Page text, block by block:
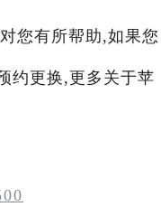
您有所帮助,如果您
约更换,更多关于苹